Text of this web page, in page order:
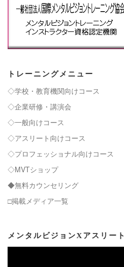
トレーニングメニュー
◇学校・教育機関向けコース
◇企業研修・講演会
◇一般向けコース
◇アスリート向けコース
◇プロフェッショナル向けコース
◇MVTショップ
◆無料カウンセリング
□掲載メディア一覧
メンタルビジョンXアスリート